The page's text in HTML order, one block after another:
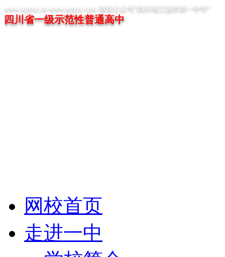
www.scjyyz.cn www.scjyyz.com 微信公众号“四川省江油市第一中学”
四川省一级示范性普通高中
网校首页
走进一中